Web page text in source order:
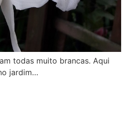
todas muito brancas. Aqui
jardim…